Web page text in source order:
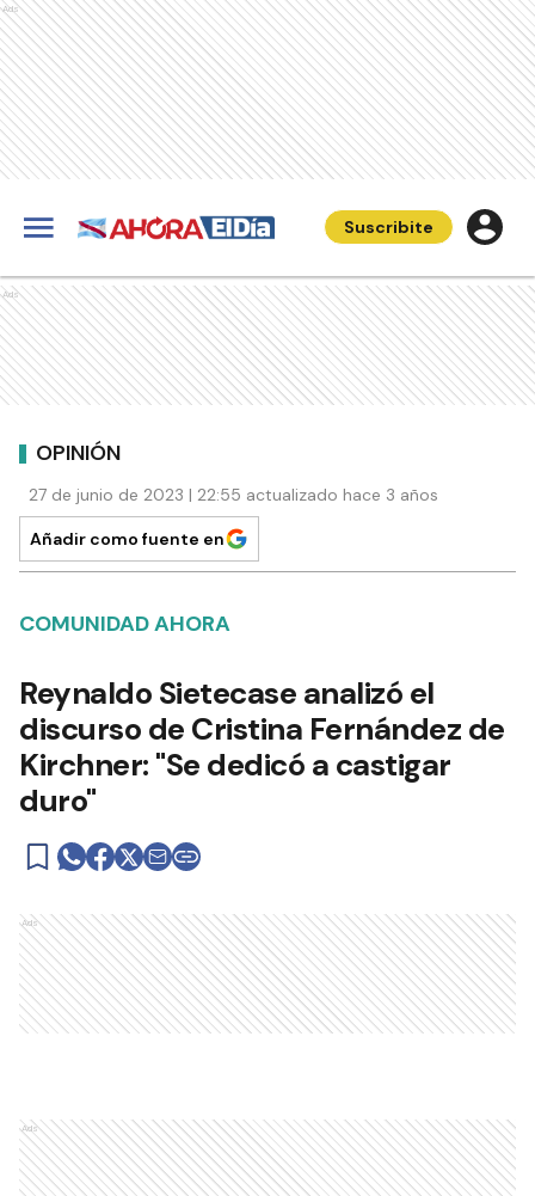
Ads
Suscribite
Ads
OPINIÓN
27 de junio de 2023 | 22:55 actualizado hace 3 años
Añadir como fuente en
COMUNIDAD AHORA
Reynaldo Sietecase analizó el
discurso de Cristina Fernández de
Kirchner: "Se dedicó a castigar
duro"
Ads
Ads